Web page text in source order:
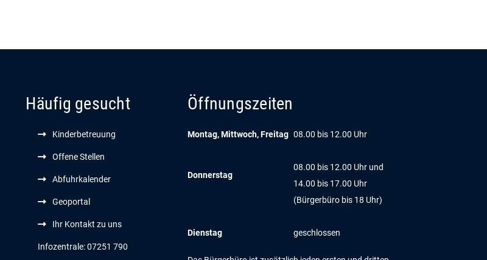
Häufig gesucht
Kinderbetreuung
Offene Stellen
Abfuhrkalender
Geoportal
Ihr Kontakt zu uns
Infozentrale: 07251 790
Öffnungszeiten
Montag, Mittwoch, Freitag 08.00 bis 12.00 Uhr
Donnerstag
08.00 bis 12.00 Uhr und
14.00 bis 17.00 Uhr
(Bürgerbüro bis 18 Uhr)
Dienstag geschlossen